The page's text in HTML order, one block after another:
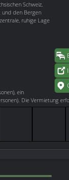
Schweiz,
und den Bergen
ruhige Lage
ein
Die Vermietung